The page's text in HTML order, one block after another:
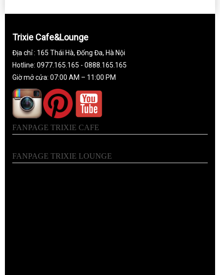
Trixie Cafe&Lounge
Địa chỉ : 165 Thái Hà, Đống Đa, Hà Nội
Hotline: 0977.165.165 - 0888.165.165
Giờ mở cửa: 07:00 AM – 11:00 PM
FANPAGE TRIXIE CAFE
FANPAGE TRIXIE LOUNGE